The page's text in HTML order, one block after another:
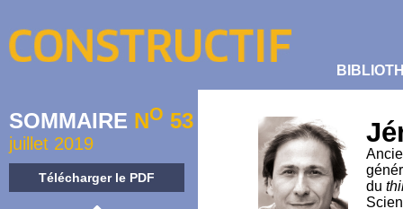
SOMMAIRE NO 53
juillet 2019
Télécharger le PDF
du